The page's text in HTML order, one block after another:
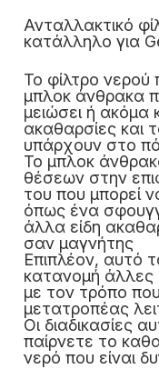
Ανταλλακτικό
κατάλληλο για
Το φίλτρο νερού
μπλοκ άνθρακα
μειώσει ή ακόμα
ακαθαρσίες και
υπάρχουν στο
Το μπλοκ
θέσεων στην
του που μπορεί
όπως ένα
άλλα είδη
σαν μαγνήτης
Επιπλέον, αυτό
κατανομή άλλες
με τον τρόπο
μετατροπέας
Οι διαδικασίες
παίρνετε το
νερό που είναι